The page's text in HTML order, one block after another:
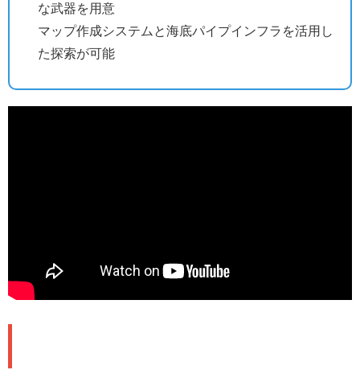
な武器を用意
マップ作成システムと海底パイプインフラを活用し
た探索が可能